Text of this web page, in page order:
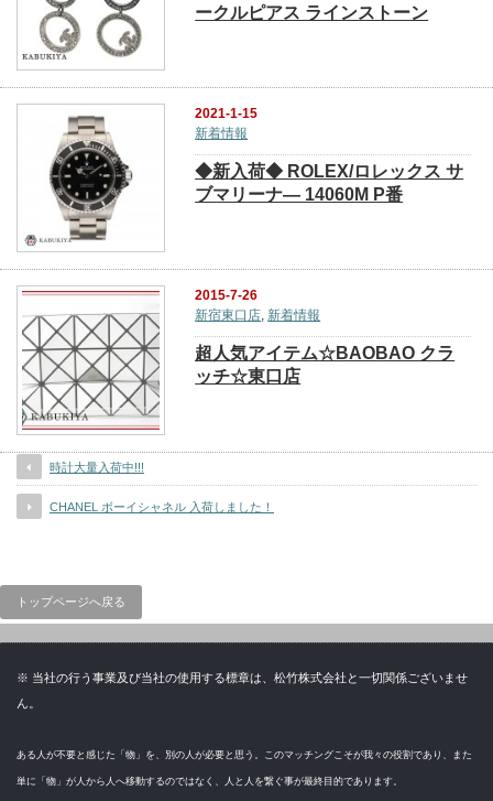
ークルピアス ラインストーン
2021-1-15
新着情報
◆新入荷◆ ROLEX/ロレックス サ
ブマリーナ― 14060M P番
2015-7-26
新宿東口店, 新着情報
超人気アイテム☆BAOBAO クラ
ッチ☆東口店
時計大量入荷中!!!
CHANEL ボーイシャネル 入荷しました！
トップページへ戻る
※ 当社の行う事業及び当社の使用する標章は、松竹株式会社と一切関係ございませ
ん。
ある人が不要と感じた「物」を、別の人が必要と思う。このマッチングこそが我々の役割であり、また
単に「物」が人から人へ移動するのではなく、人と人を繋ぐ事が最終目的であります。